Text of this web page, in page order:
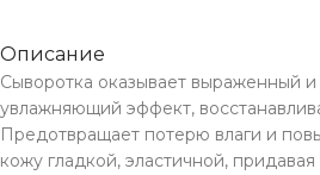
Описание
Сыворотка оказывает выраженный
увлажняющий эффект,
Предотвращает потерю влаги и
кожу гладкой, эластичной,